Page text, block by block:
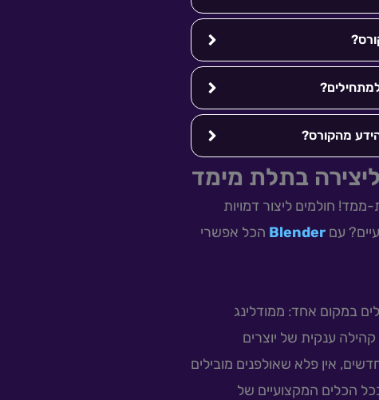
מהקורס?
חולמים ליצור דמויות
עם Blender הכל אפשרי
במקום אחד: ממודלינג
ענקית של יוצרים
אין פלא שאולפנים מובילים
הכלים המקצועיים של